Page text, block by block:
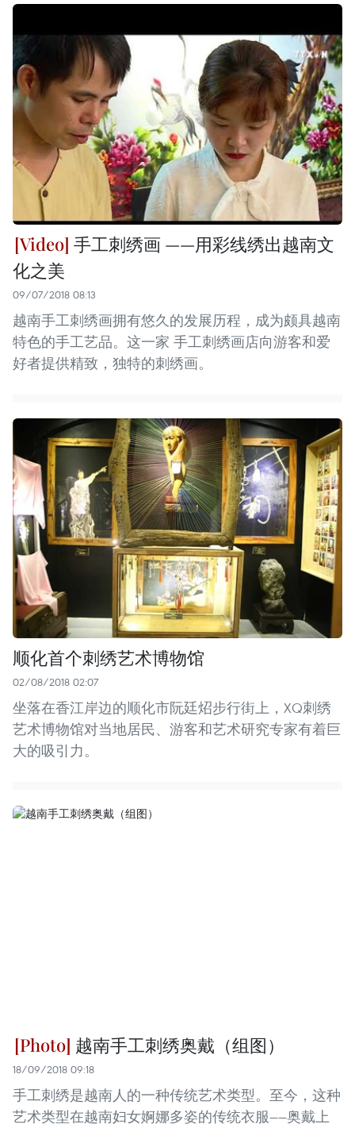
手工刺绣画 ——用彩线绣出越南文
化之美
09/07/2018 08:13
越南手工刺绣画拥有悠久的发展历程，成为颇具越南
特色的手工艺品。这一家 手工刺绣画店向游客和爱
好者提供精致，独特的刺绣画。
顺化首个刺绣艺术博物馆
02/08/2018 02:07
坐落在香江岸边的顺化市阮廷炤步行街上，XQ刺绣
艺术博物馆对当地居民、游客和艺术研究专家有着巨
大的吸引力。
越南手工刺绣奥戴（组图）
18/09/2018 09:18
手工刺绣是越南人的一种传统艺术类型。至今，这种
艺术类型在越南妇女婀娜多姿的传统衣服——奥戴上